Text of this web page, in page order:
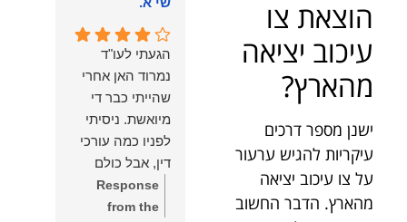
הוצאת צו
עיכוב יציאה
מהארץ?
ישנן מספר דרכים
עיקריות להגיש ערעור
על צו עיכוב יציאה
מהארץ. הדבר החשוב
משרד עורכי דין
ונוטריון
שמחנו מאוד
לשמוע שהייעוץ
עזר לך ושהיית
מרוצה.
מבחינתנו הוגנות
ומקצועיות הן
מעל הכל. נשמח
תמיד לעמוד
לרשותך בהמשך
הגעתי לעו"ד
נמרוד האן אחרי
שהייתי כבר די
מיואשת. ניסיתי
לפניו כמה עורכי
דין, אבל כולם
נרתעו כי היה
מדובר בנושא
Response
from the